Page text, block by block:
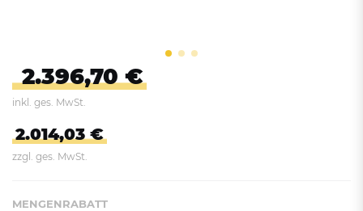
2.396,70 €
inkl. ges. MwSt.
2.014,03 €
zzgl. ges. MwSt.
MENGENRABATT